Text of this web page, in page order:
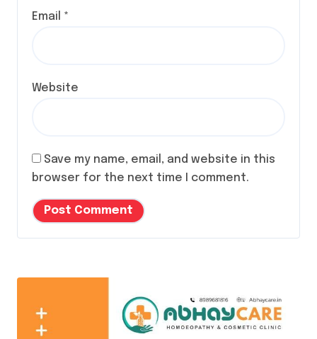
Email *
Website
Save my name, email, and website in this
browser for the next time I comment.